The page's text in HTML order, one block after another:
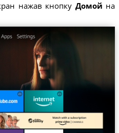
нажав кнопку Домой на